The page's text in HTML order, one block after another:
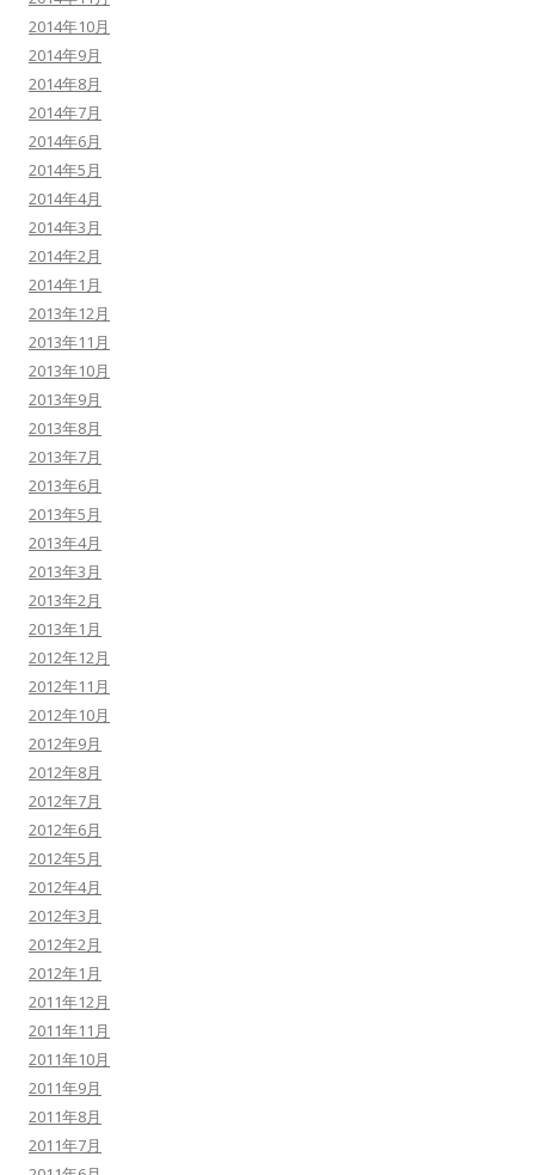
2014年10月
2014年9月
2014年8月
2014年7月
2014年6月
2014年5月
2014年4月
2014年3月
2014年2月
2014年1月
2013年12月
2013年11月
2013年10月
2013年9月
2013年8月
2013年7月
2013年6月
2013年5月
2013年4月
2013年3月
2013年2月
2013年1月
2012年12月
2012年11月
2012年10月
2012年9月
2012年8月
2012年7月
2012年6月
2012年5月
2012年4月
2012年3月
2012年2月
2012年1月
2011年12月
2011年11月
2011年10月
2011年9月
2011年8月
2011年7月